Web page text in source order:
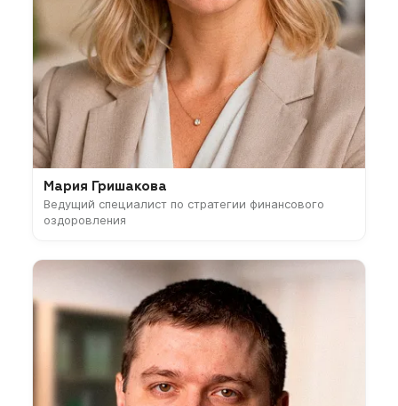
Мария Гришакова
Ведущий специалист по стратегии финансового
оздоровления